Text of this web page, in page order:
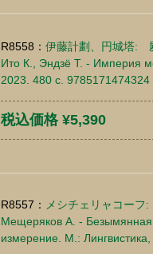
R8558： 伊藤計劃、円城塔:
Ито К., Эндзё Т. - Империя
2023. 480 c. 9785171474324
税込価格 ¥5,390
R8557：
メシチェリャコー
Мещеряков А. - Безымянная
измерение. М.: